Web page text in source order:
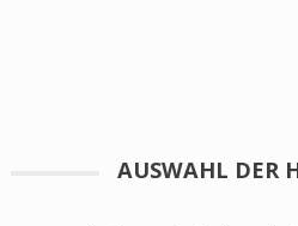
AUSWAHL DER